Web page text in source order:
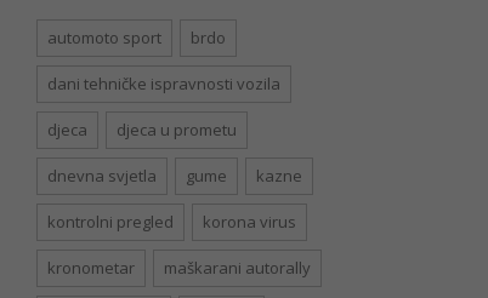
automoto sport brdo
dani tehničke ispravnosti vozila
djeca djeca u prometu
dnevna svjetla gume kazne
kontrolni pregled korona virus
kronometar maškarani autorally